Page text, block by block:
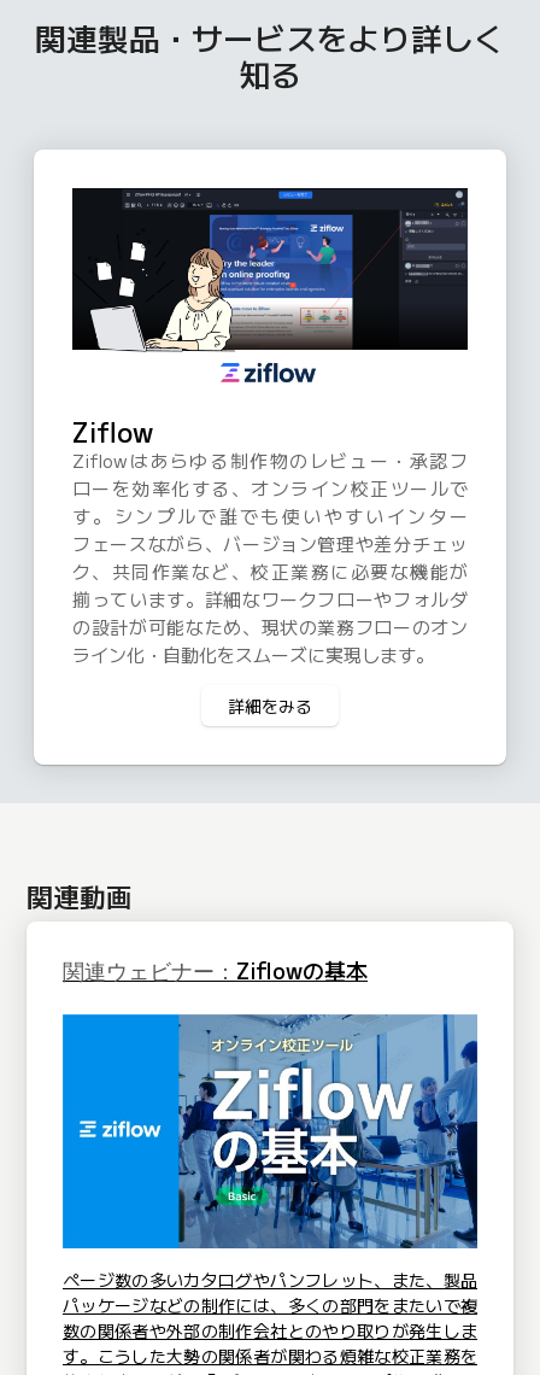
関連製品・サービスをより詳しく
知る
Ziflow
Ziflowはあらゆる制作物のレビュー・承認フ
ローを効率化する、オンライン校正ツールで
す。シンプルで誰でも使いやすいインター
フェースながら、バージョン管理や差分チェッ
ク、共同作業など、校正業務に必要な機能が
揃っています。詳細なワークフローやフォルダ
の設計が可能なため、現状の業務フローのオン
ライン化・自動化をスムーズに実現します。
詳細をみる
関連動画
関連ウェビナー： Ziflowの基本
ページ数の多いカタログやパンフレット、また、製品
パッケージなどの制作には、多くの部門をまたいで複
数の関係者や外部の制作会社とのやり取りが発生しま
す。こうした大勢の関係者が関わる煩雑な校正業務を